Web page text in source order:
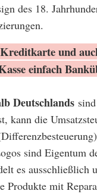
des 18.
und
einfach
Deutschlands sind
kann die
sind Eigentum
es
Produkte mit